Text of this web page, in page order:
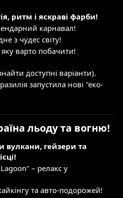
ритм і яскраві фарби!
карнавал!
з чудес світу!
варто побачити!
доступні варіанти).
запустила нові "еко-
льоду та вогню!
вулкани, гейзери та
– релакс у
та авто-подорожей!